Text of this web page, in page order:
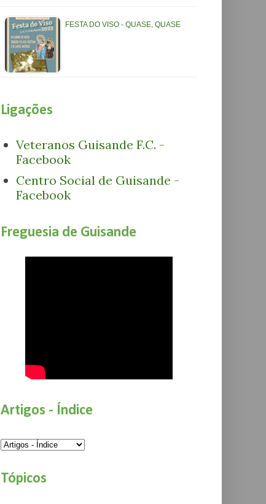
FESTA DO VISO - QUASE, QUASE
Ligações
Veteranos Guisande F.C. -
Facebook
Centro Social de Guisande -
Facebook
Freguesia de Guisande
Artigos - Índice
Tópicos